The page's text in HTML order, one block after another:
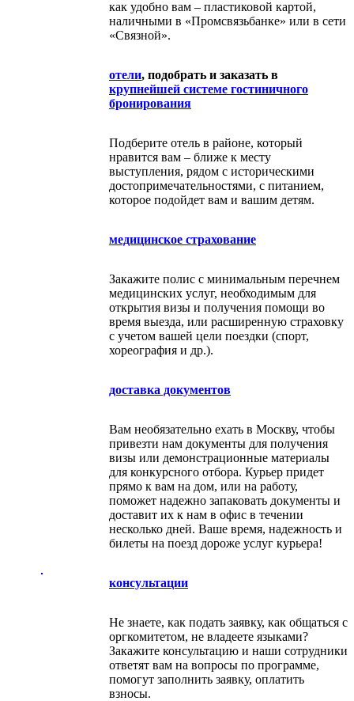
как удобно вам – пластиковой картой,
наличными в «Промсвязьбанке» или в сети
«Связной».
отели, подобрать и заказать в
крупнейшей системе гостиничного
бронирования
Подберите отель в районе, который
нравится вам – ближе к месту
выступления, рядом с историческими
достопримечательностями, с питанием,
которое подойдет вам и вашим детям.
медицинское страхование
Закажите полис с минимальным перечнем
медицинских услуг, необходимым для
открытия визы и получения помощи во
время выезда, или расширенную страховку
с учетом вашей цели поездки (спорт,
хореография и др.).
доставка документов
Вам необязательно ехать в Москву, чтобы
привезти нам документы для получения
визы или демонстрационные материалы
для конкурсного отбора. Курьер придет
прямо к вам на дом, или на работу,
поможет надежно запаковать документы и
доставит их к нам в офис в течении
несколько дней. Ваше время, надежность и
билеты на поезд дороже услуг курьера!
консультации
Не знаете, как подать заявку, как общаться с
оргкомитетом, не владеете языками?
Закажите консультацию и наши сотрудники
ответят вам на вопросы по программе,
помогут заполнить заявку, оплатить
взносы.